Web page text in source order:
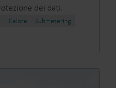
dei dati.
Calore
Submetering